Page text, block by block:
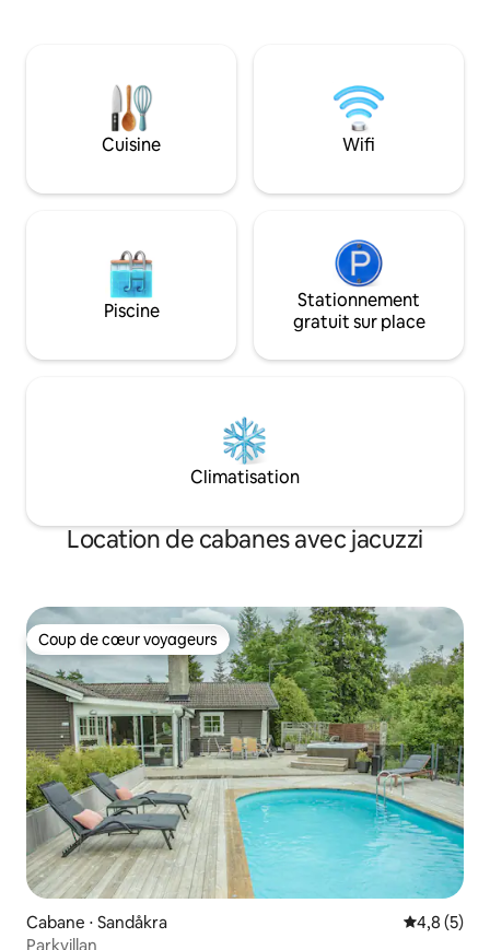
machine à laver peut être organisé.
Chambre séparée : lit de qualité de
160 cm de large et armoire. Grenier : lit
de qualité de 140 cm, matelas de sol
disponibles. Le linge de lit peut être
nordiques y
environnement
d'ouverture sur le
destinations
Cuisine Wifi
Piscine
Stationnement
gratuit sur place
Climatisation
Location de cabanes avec jacuzzi
Coup de cœur voyageurs
Coup de cœur voyageurs
Cabane ⋅ Sandåkra Évaluation
4,8 (5)
Parkvillan